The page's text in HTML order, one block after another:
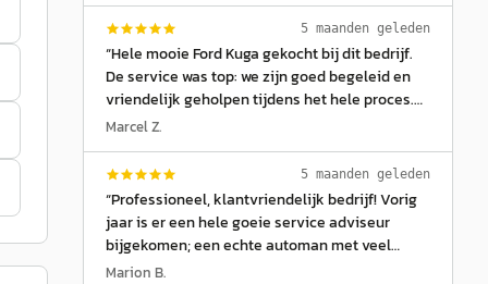
5 maanden geleden
“Hele mooie Ford Kuga gekocht bij dit bedrijf.
De service was top: we zijn goed begeleid en
vriendelijk geholpen tijdens het hele proces.
Erg blij met onze aankoop en de fijne ervaring!"
Marcel Z.
5 maanden geleden
“Professioneel, klantvriendelijk bedrijf! Vorig
jaar is er een hele goeie service adviseur
bijgekomen; een echte automan met veel
kennis en ervaring die veel waarde hecht aan
Marion B.